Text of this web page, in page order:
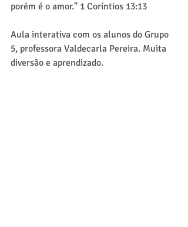
porém é o amor." 1 Coríntios 13:13
Aula interativa com os alunos do Grupo
5, professora Valdecarla Pereira. Muita
diversão e aprendizado.